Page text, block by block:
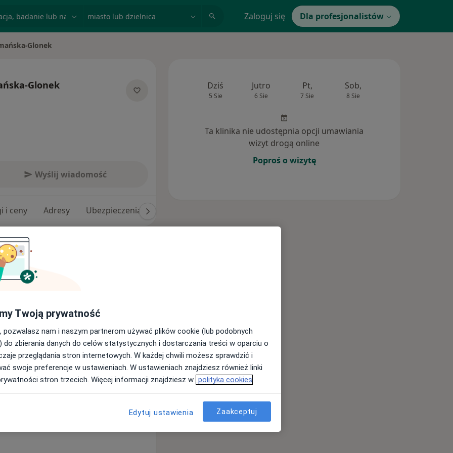
Zaloguj się Dla profesjonalistów
Glonek
Glonek
Wyślij wiadomość
i ceny Adresy Ubezpieczenia
angielskim.
chorób wewnętrznych,
schorzeń internistycznych osób
to diagnostyka i terapia
(głównie hormonozależnego,
bezdechem sennym).
Wydziału Lekarskiego
2013 roku uzyskała tytuł
ukończyła szkolenie
w 2019 roku uzyskała tytuł
magistra edukacji klinicznej na
będąc asystentem w Katedrze i
Medycznego w Lublinie,
Od 2021 roku jest starszym
Pododdziałem Chorób
Dziś
5 Sie
Jutro
6 Sie
Pt,
7 Sie
Sob,
8 Sie
Ta klinika nie udostępnia opcji umawiania
wizyt drogą online
Poproś o wizytę
Twoją prywatność
pozwalasz nam i naszym partnerom używać plików cookie (lub podobnych
do zbierania danych do celów statystycznych i dostarczania treści w oparciu o
przeglądania stron internetowych. W każdej chwili możesz sprawdzić i
swoje preferencje w ustawieniach. W ustawieniach znajdziesz również linki
stron trzecich. Więcej informacji znajdziesz w polityka cookies
Edytuj ustawienia Zaakceptuj